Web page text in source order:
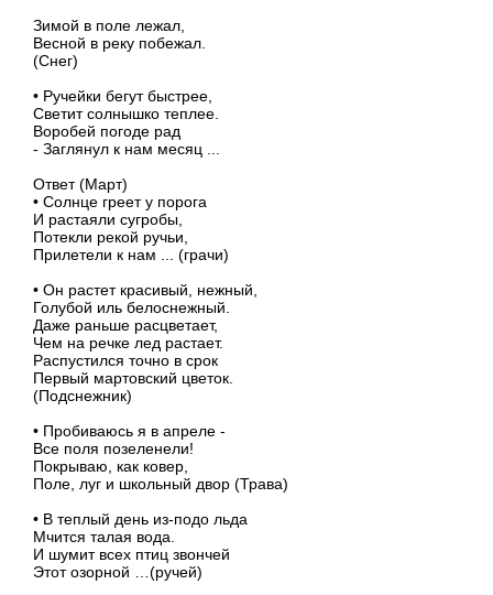
Зимой в поле лежал,
Весной в реку побежал.
(Снег)
• Ручейки бегут быстрее,
Светит солнышко теплее.
Воробей погоде рад
- Заглянул к нам месяц ...
Ответ (Март)
• Солнце греет у порога
И растаяли сугробы,
Потекли рекой ручьи,
Прилетели к нам ... (грачи)
• Он растет красивый, нежный,
Голубой иль белоснежный.
Даже раньше расцветает,
Чем на речке лед растает.
Распустился точно в срок
Первый мартовский цветок.
(Подснежник)
• Пробиваюсь я в апреле -
Все поля позеленели!
Покрываю, как ковер,
Поле, луг и школьный двор (Трава)
• В теплый день из-подо льда
Мчится талая вода.
И шумит всех птиц звончей
Этот озорной …(ручей)